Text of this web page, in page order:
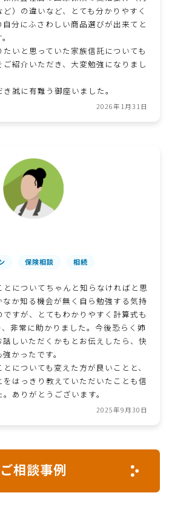
）の違いなど、とても分かりやすく
分にふさわしい商品選びが出来てと
いと思っていた家族信託についても
紹介いただき、大変勉強になりまし
誠に有難う御座いました。
2026年1月31日
保険相談 相続
についてちゃんと知らなければと思
なか知る機会が無く自ら勉強する気持
すが、とてもわかりやすく計算式も
非常に助かりました。今後恐らく姉
しいただくかもとお伝えしたら、快
かったです。
についても変えた方が良いことと、
はっきり教えていただいたことも信
ありがとうございます。
2025年9月30日
ご相談事例